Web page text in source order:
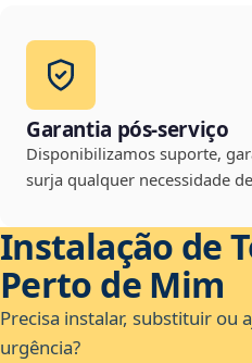
Garantia pós-serviço
Disponibilizamos suporte,
surja qualquer necessidade
Instalação de
Perto de Mim
Precisa instalar, substituir ou
urgência?